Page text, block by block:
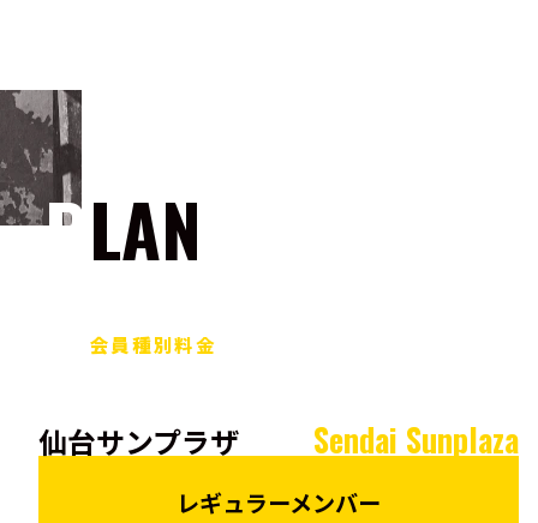
PLAN
会員種別料金
仙台サンプラザ Sendai Sunplaza
レギュラーメンバー